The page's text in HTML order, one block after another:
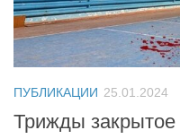
ПУБЛИКАЦИИ 25.01.2024
Трижды закрытое